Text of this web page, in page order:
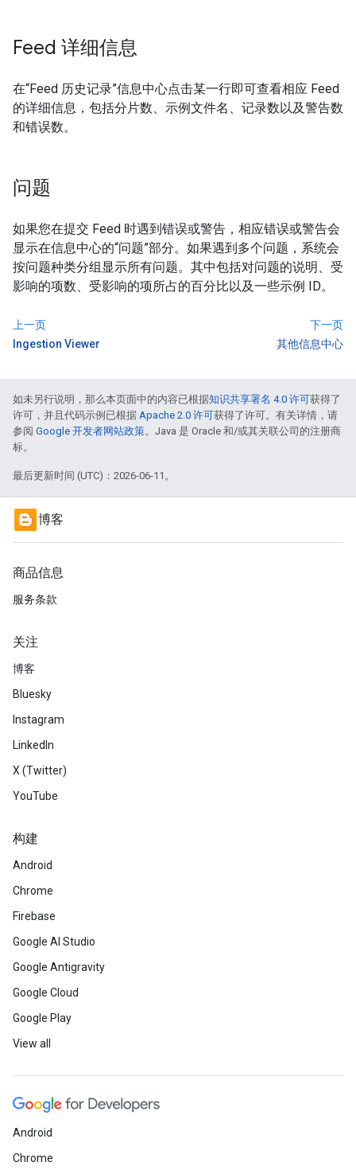
Feed 详细信息
在“Feed 历史记录”信息中心点击某一行即可查看相应 Feed
的详细信息，包括分片数、示例文件名、记录数以及警告数
和错误数。
问题
如果您在提交 Feed 时遇到错误或警告，相应错误或警告会
显示在信息中心的“问题”部分。 如果遇到多个问题，系统会
按问题种类分组显示所有问题。其中包括对问题的说明、受
影响的项数、受影响的项所占的百分比以及一些示例 ID。
上一页
Ingestion Viewer
下一页
其他信息中心
如未另行说明，那么本页面中的内容已根据知识共享署名 4.0 许可获得了
许可，并且代码示例已根据 Apache 2.0 许可获得了许可。有关详情，请
参阅 Google 开发者网站政策。Java 是 Oracle 和/或其关联公司的注册商
标。
最后更新时间 (UTC)：2026-06-11。
博客
商品信息
服务条款
关注
博客
Bluesky
Instagram
LinkedIn
X (Twitter)
YouTube
构建
Android
Chrome
Firebase
Google AI Studio
Google Antigravity
Google Cloud
Google Play
View all
Android
Chrome